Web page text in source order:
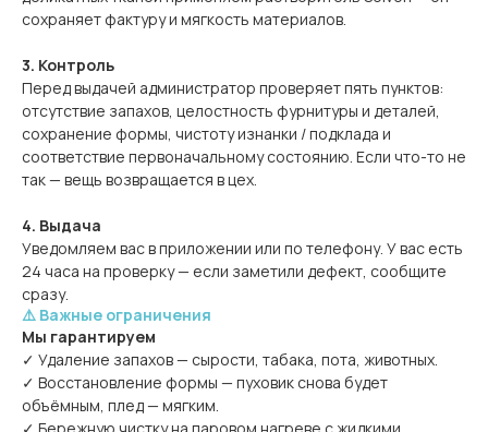
сохраняет фактуру и мягкость материалов.
3. Контроль
Перед выдачей администратор проверяет пять пунктов:
отсутствие запахов, целостность фурнитуры и деталей,
сохранение формы, чистоту изнанки / подклада и
соответствие первоначальному состоянию. Если что-то не
так — вещь возвращается в цех.
4. Выдача
Уведомляем вас в приложении или по телефону. У вас есть
24 часа на проверку — если заметили дефект, сообщите
сразу.
⚠️ Важные ограничения
Мы гарантируем
✓ Удаление запахов — сырости, табака, пота, животных.
✓ Восстановление формы — пуховик снова будет
объёмным, плед — мягким.